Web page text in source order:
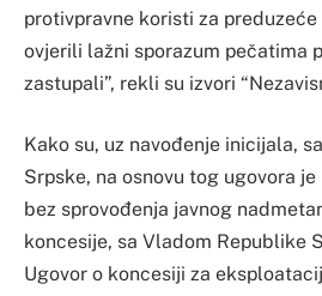
protivpravne koristi za
ovjerili lažni sporazum pečatima
zastupali”, rekli su izvori
Kako su, uz navođenje inicijala,
Srpske, na osnovu tog ugovora
bez sprovođenja javnog
koncesije, sa Vladom Republike
Ugovor o koncesiji za